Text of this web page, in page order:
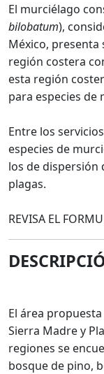
El murciélago
bilobatum),
México, presenta
región costera
esta región
para especies de
Entre los
especies de
los de dispersión
plagas.
REVISA EL
El área
Sierra Madre y
regiones se
bosque de pino,